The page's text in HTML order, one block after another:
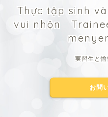
Thực tập sinh
vui nhộn
実習生と
お問